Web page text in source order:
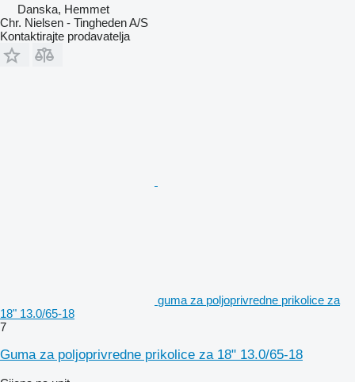
Danska, Hemmet
Chr. Nielsen - Tingheden A/S
Kontaktirajte prodavatelja
guma za poljoprivredne prikolice za
18" 13.0/65-18
7
Guma za poljoprivredne prikolice za 18" 13.0/65-18